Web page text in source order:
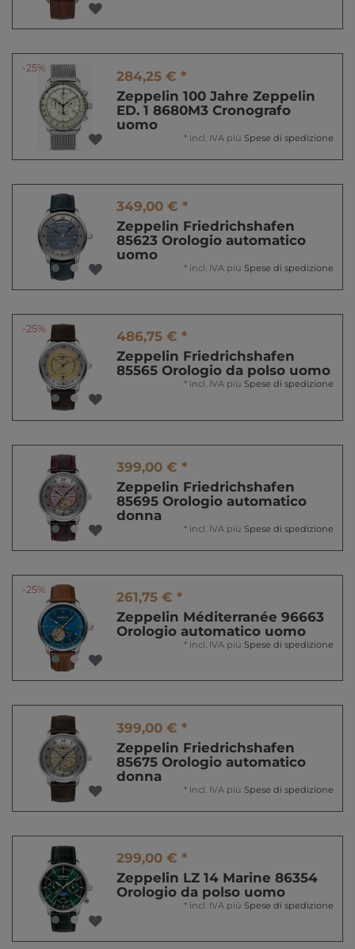
-25%
284,25 € *
Zeppelin 100 Jahre Zeppelin
ED. 1 8680M3 Cronografo
uomo
* incl. IVA più Spese di spedizione
349,00 € *
Zeppelin Friedrichshafen
85623 Orologio automatico
uomo
* incl. IVA più Spese di spedizione
-25%
486,75 € *
Zeppelin Friedrichshafen
85565 Orologio da polso uomo
* incl. IVA più Spese di spedizione
399,00 € *
Zeppelin Friedrichshafen
85695 Orologio automatico
donna
* incl. IVA più Spese di spedizione
-25%
261,75 € *
Zeppelin Méditerranée 96663
Orologio automatico uomo
* incl. IVA più Spese di spedizione
399,00 € *
Zeppelin Friedrichshafen
85675 Orologio automatico
donna
* incl. IVA più Spese di spedizione
299,00 € *
Zeppelin LZ 14 Marine 86354
Orologio da polso uomo
* incl. IVA più Spese di spedizione